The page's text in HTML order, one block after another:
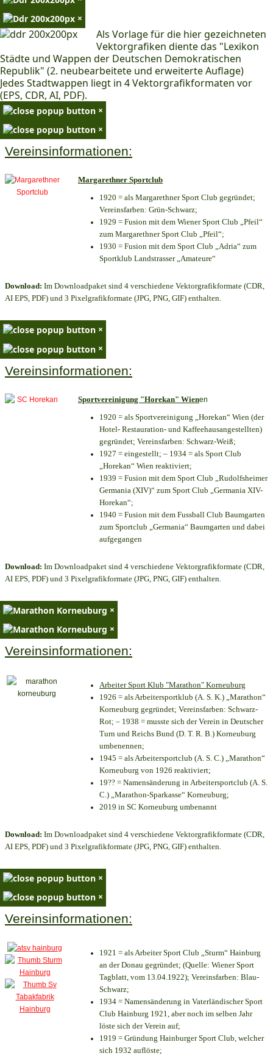
×
Als Vorlage für die hier gezeichneten
Vektorgrafiken diente das "Lexikon
Städte und Wappen der Deutschen Demokratischen
Republik" (2. neubearbeitete und erweiterte Auflage)
Jedes Stadtwappen liegt in 4 Vektorgrafikformaten vor
(EPS, CDR, AI, PDF).
×
×
Vereinsinformationen:
Margarethner Sportclub
1920 = als Margarethner Sport Club gegründet;
Vereinsfarben: Grün-Schwarz;
1929 = Fusion mit dem Wiener Sport Club „Pfeil“
zum Margarethner Sport Club „Pfeil“;
1930 = Fusion mit dem Sport Club „Adria“ zum
Sportklub Landstrasser „Amateure“
Download: Im Downloadpaket sind 4 verschiedene Vektorgrafikformate (CDR,
AI EPS, PDF) und 3 Pixelgrafikformate (JPG, PNG, GIF) enthalten.
×
×
Vereinsinformationen:
Sportvereinigung "Horekan" Wienen
1920 = als Sportvereinigung „Horekan“ Wien (der
Hotel- Restauration- und Kaffeehausangestellten)
gegründet; Vereinsfarben: Schwarz-Weiß;
1927 = eingestellt; – 1934 = als Sport Club
„Horekan“ Wien reaktiviert;
1939 = Fusion mit dem Sport Club „Rudolfsheimer
Germania (XIV)“ zum Sport Club „Germania XIV-
Horekan“;
1940 = Fusion mit dem Fussball Club Baumgarten
zum Sportclub „Germania“ Baumgarten und dabei
aufgegangen
Download: Im Downloadpaket sind 4 verschiedene Vektorgrafikformate (CDR,
AI EPS, PDF) und 3 Pixelgrafikformate (JPG, PNG, GIF) enthalten.
×
×
Vereinsinformationen:
Arbeiter Sport Klub "Marathon" Korneuburg
1926 = als Arbeitersportklub (A. S. K.) „Marathon“
Korneuburg gegründet; Vereinsfarben: Schwarz-
Rot; – 1938 = musste sich der Verein in Deutscher
Turn und Reichs Bund (D. T. R. B.) Korneuburg
umbenennen;
1945 = als Arbeitersportclub (A. S. C.) „Marathon“
Korneuburg von 1926 reaktiviert;
19?? = Namensänderung in Arbeitersportclub (A. S.
C.) „Marathon-Sparkasse“ Korneuburg;
2019 in SC Korneuburg umbenannt
Download: Im Downloadpaket sind 4 verschiedene Vektorgrafikformate (CDR,
AI EPS, PDF) und 3 Pixelgrafikformate (JPG, PNG, GIF) enthalten.
×
×
Vereinsinformationen:
1921 = als Arbeiter Sport Club „Sturm“ Hainburg
an der Donau gegründet; (Quelle: Wiener Sport
Tagblatt, vom 13.04.1922); Vereinsfarben: Blau-
Schwarz;
1934 = Namensänderung in Vaterländischer Sport
Club Hainburg 1921, aber noch im selben Jahr
löste sich der Verein auf;
1919 = Gründung Hainburger Sport Club, welcher
sich 1932 auflöste;